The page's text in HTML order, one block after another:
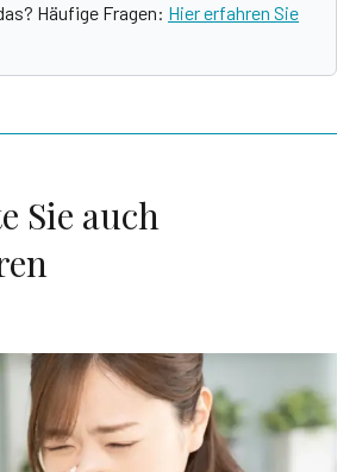
Häufige Fragen: Hier erfahren Sie
Sie auch